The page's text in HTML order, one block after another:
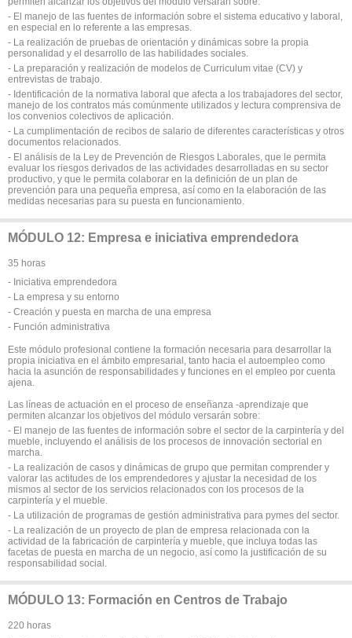
- El manejo de las fuentes de información sobre el sistema educativo y laboral,
en especial en lo referente a las empresas.
- La realización de pruebas de orientación y dinámicas sobre la propia
personalidad y el desarrollo de las habilidades sociales.
- La preparación y realización de modelos de Curriculum vitae (CV) y
entrevistas de trabajo.
- Identificación de la normativa laboral que afecta a los trabajadores del sector,
manejo de los contratos más comúnmente utilizados y lectura comprensiva de
los convenios colectivos de aplicación.
- La cumplimentación de recibos de salario de diferentes características y otros
documentos relacionados.
- El análisis de la Ley de Prevención de Riesgos Laborales, que le permita
evaluar los riesgos derivados de las actividades desarrolladas en su sector
productivo, y que le permita colaborar en la definición de un plan de
prevención para una pequeña empresa, así como en la elaboración de las
medidas necesarias para su puesta en funcionamiento.
MÓDULO 12: Empresa e iniciativa emprendedora
35 horas
- Iniciativa emprendedora
- La empresa y su entorno
- Creación y puesta en marcha de una empresa
- Función administrativa
Este módulo profesional contiene la formación necesaria para desarrollar la
propia iniciativa en el ámbito empresarial, tanto hacia el autoempleo como
hacia la asunción de responsabilidades y funciones en el empleo por cuenta
ajena.
Las líneas de actuación en el proceso de enseñanza -aprendizaje que
permiten alcanzar los objetivos del módulo versarán sobre:
- El manejo de las fuentes de información sobre el sector de la carpintería y del
mueble, incluyendo el análisis de los procesos de innovación sectorial en
marcha.
- La realización de casos y dinámicas de grupo que permitan comprender y
valorar las actitudes de los emprendedores y ajustar la necesidad de los
mismos al sector de los servicios relacionados con los procesos de la
carpintería y el mueble.
- La utilización de programas de gestión administrativa para pymes del sector.
- La realización de un proyecto de plan de empresa relacionada con la
actividad de la fabricación de carpintería y mueble, que incluya todas las
facetas de puesta en marcha de un negocio, así como la justificación de su
responsabilidad social.
MÓDULO 13: Formación en Centros de Trabajo
220 horas